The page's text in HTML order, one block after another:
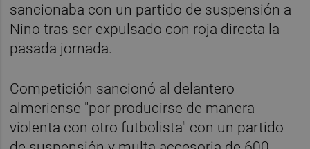
sancionaba con un partido de suspensión a
Nino tras ser expulsado con roja directa la
pasada jornada.
Competición sancionó al delantero
almeriense "por producirse de manera
violenta con otro futbolista" con un partido